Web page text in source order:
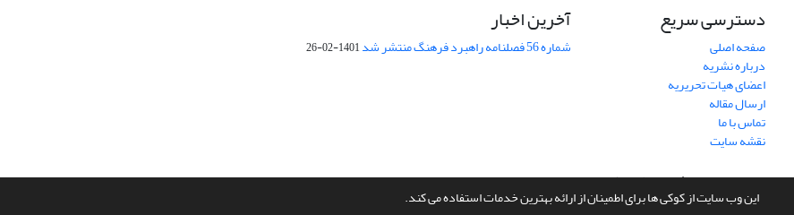
این وب سایت از کوکی ها برای اطمینان از ارائه بهترین خدمات استفاده می کند.
دسترسی سریع
صفحه اصلی
درباره نشریه
اعضای هیات تحریریه
ارسال مقاله
تماس با ما
نقشه سایت
آخرین اخبار
شماره 56 فصلنامه راهبرد فرهنگ منتشر شد 1401-02-26
سامانه مدیریت نشریات علمی.طراحی و پیاده سازی ازسیناوب